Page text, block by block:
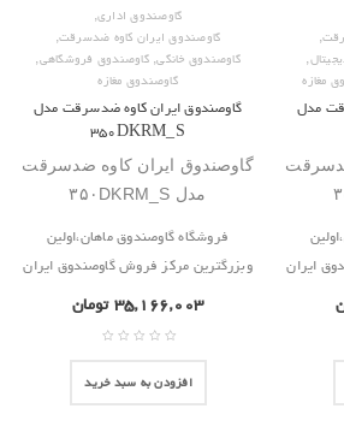
,
,
مغازه
مدل
ایران
گاوصندوق اداری,
گاوصندوق ایران کاوه ضدسرقت,
گاوصندوق خانگی,گاوصندوق فروشگاهی,
گاوصندوق مغازه
گاوصندوق ایران کاوه ضدسرقت مدل
۳۵۰DKRM_S
گاوصندوق ایران کاوه ضدسرقت
مدل ۳۵۰DKRM_S
فروشگاه گاوصندوق ماهان،اولین
وبزرگترین مرکز فروش گاوصندوق ایران
۳۵,۱۶۶,۰۰۳تومان
افزودن به سبد خرید